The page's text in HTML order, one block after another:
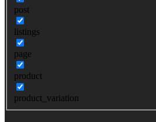
post
listings
page
product
product_variation